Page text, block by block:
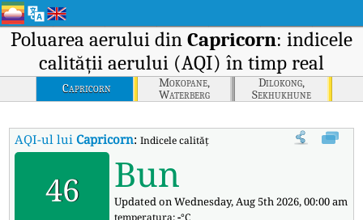
Poluarea aerului din Capricorn: indicele
calității aerului (AQI) în timp real
Capricorn
Mokopane,
Waterberg
Dilokong,
Sekhukhune
AQI-ul luiCapricorn:Indicele calității aerului (AQI) în timp real al
46 Bun
Updated on Wednesday, Aug 5th 2026, 00:00 am
temperatura:-°C